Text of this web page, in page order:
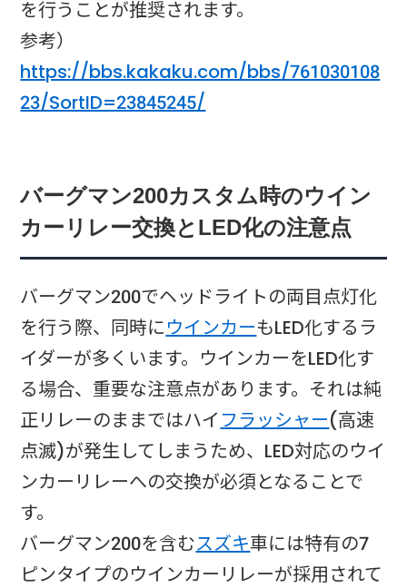
を行うことが推奨されます。
参考）
https://bbs.kakaku.com/bbs/761030108
23/SortID=23845245/
バーグマン200カスタム時のウイン
カーリレー交換とLED化の注意点
バーグマン200でヘッドライトの両目点灯化
を行う際、同時にウインカーもLED化するラ
イダーが多くいます。ウインカーをLED化す
る場合、重要な注意点があります。それは純
正リレーのままではハイフラッシャー(高速
点滅)が発生してしまうため、LED対応のウイ
ンカーリレーへの交換が必須となることで
す。​
バーグマン200を含むスズキ車には特有の7
ピンタイプのウインカーリレーが採用されて